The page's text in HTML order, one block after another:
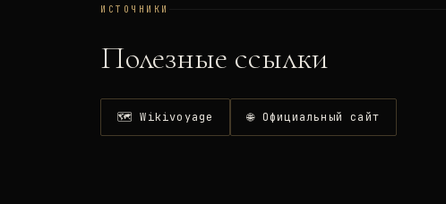
ИСТОЧНИКИ
Полезные ссылки
🗺 Wikivoyage 🌐 Официальный сайт